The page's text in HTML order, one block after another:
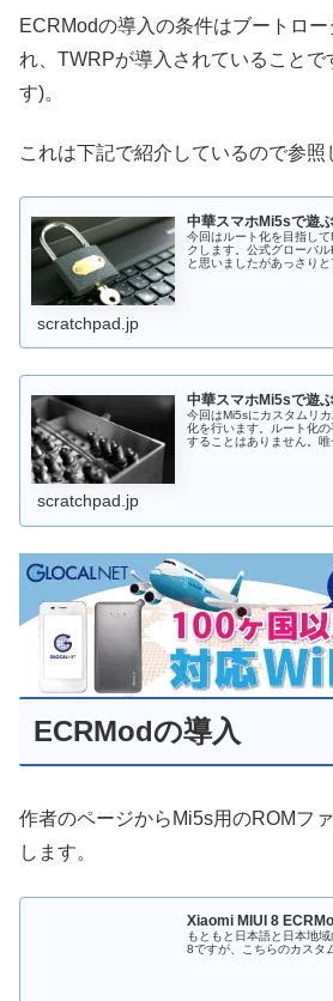
ECRModの導入の条件はブートロー
れ、TWRPが導入されていることで
す)。
これは下記で紹介しているので参照
中華スマホMi5sで遊
今回はルート化を目指し
クします。公式グローバ
と思いましたがあっさり
scratchpad.jp
中華スマホMi5sで遊
今回はMi5sにカスタムリ
化を行います。ルート化
することはありません。唯
scratchpad.jp
ECRModの導入
作者のページからMi5s用のROMフ
します。
Xiaomi MIUI 8
もともと日本語と日本地
8ですが、こちらのカスタ